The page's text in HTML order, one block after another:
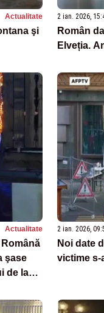
Actualitate
şi
2 ian. 2026,
Român
Elveția.
Actualitate
şase
de la
2 ian. 2026,
Noi date
victime s-